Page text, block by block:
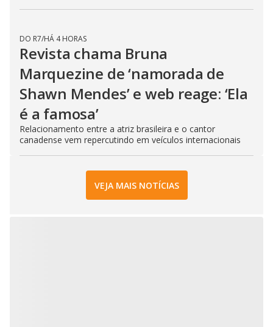
DO R7/HÁ 4 HORAS
Revista chama Bruna
Marquezine de ‘namorada de
Shawn Mendes’ e web reage: ‘Ela
é a famosa’
Relacionamento entre a atriz brasileira e o cantor
canadense vem repercutindo em veículos internacionais
VEJA MAIS NOTÍCIAS